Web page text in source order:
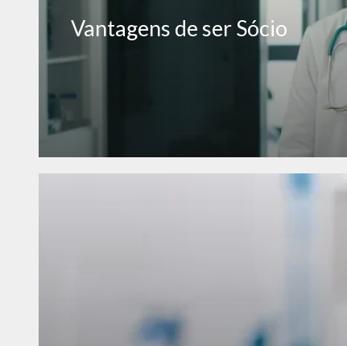
Vantagens de ser Sócio